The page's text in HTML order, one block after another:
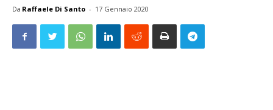
Da Raffaele Di Santo - 17 Gennaio 2020